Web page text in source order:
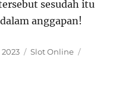
sesudah itu
anggapan!
Categories
Slot Online